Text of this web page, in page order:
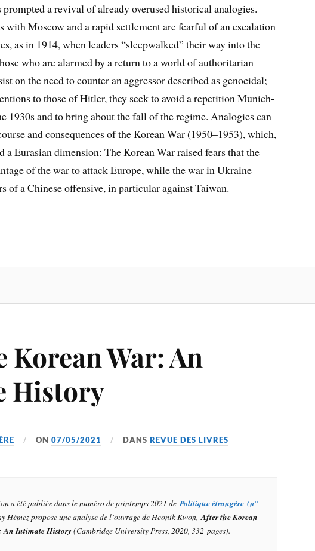
prompted a revival of already overused historical analogies.
with Moscow and a rapid settlement are fearful of an escalation
as in 1914, when leaders “sleepwalked” their way into the
who are alarmed by a return to a world of authoritarian
on the need to counter an aggressor described as genocidal;
to those of Hitler, they seek to avoid a repetition Munich-
1930s and to bring about the fall of the regime. Analogies can
and consequences of the Korean War (1950–1953), which,
a Eurasian dimension: The Korean War raised fears that the
of the war to attack Europe, while the war in Ukraine
of a Chinese offensive, in particular against Taiwan.
Korean War: An
History
ON07/05/2021 DANSREVUE DES LIVRES
a été publiée dans le numéro de printemps 2021 de Politique étrangère (n°
Hémez propose une analyse de l’ouvrage de Heonik Kwon,After the Korean
An Intimate History(Cambridge University Press, 2020, 332 pages).